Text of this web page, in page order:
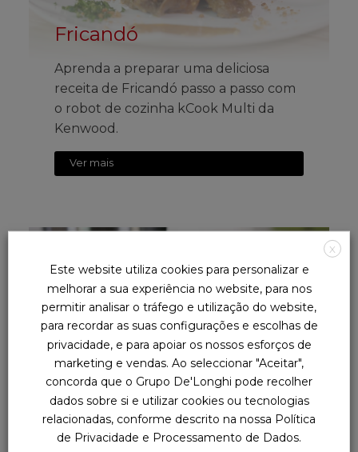
Fricandó
Aprenda a preparar uma deliciosa
receita de Fricandó passo a passo com
o robot de cozinha kCook Multi da
Kenwood.
Ver mais
Lentilhas com chouriço
Aprenda a preparar uma deliciosa
X
Este website utiliza cookies para personalizar e
melhorar a sua experiência no website, para nos
permitir analisar o tráfego e utilização do website,
para recordar as suas configurações e escolhas de
privacidade, e para apoiar os nossos esforços de
marketing e vendas. Ao seleccionar "Aceitar",
concorda que o Grupo De'Longhi pode recolher
dados sobre si e utilizar cookies ou tecnologias
relacionadas, conforme descrito na nossa Política
de Privacidade e Processamento de Dados.